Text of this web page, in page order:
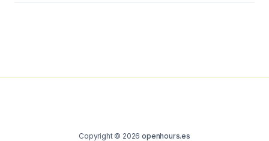
Copyright © 2026openhours.es